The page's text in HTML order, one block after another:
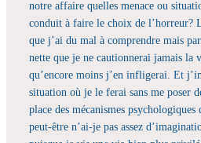
notre affaire quelles menace ou
conduit à faire le choix de l’horreur?
que j’ai du mal à comprendre mais
nette que je ne cautionnerai jamais la
qu’encore moins j’en infligerai. Et
situation où je le ferai sans me poser
place des mécanismes
peut-être n’ai-je pas assez